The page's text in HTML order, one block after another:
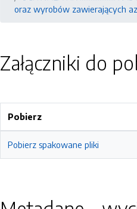
oraz wyrobów zawierających
Załączniki do
Pobierz
Pobierz spakowane pliki